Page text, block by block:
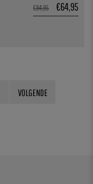
€84,95 €64,95
VOLGENDE